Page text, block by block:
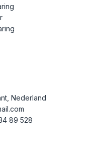
Nederland
89 528